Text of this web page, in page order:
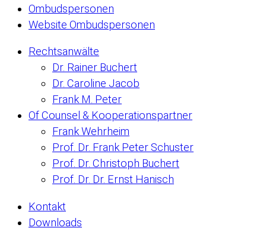
Ombudspersonen
Website Ombudspersonen
Rechtsanwälte
Dr. Rainer Buchert
Dr. Caroline Jacob
Frank M. Peter
Of Counsel & Kooperationspartner
Frank Wehrheim
Prof. Dr. Frank Peter Schuster
Prof. Dr. Christoph Buchert
Prof. Dr. Dr. Ernst Hanisch
Kontakt
Downloads